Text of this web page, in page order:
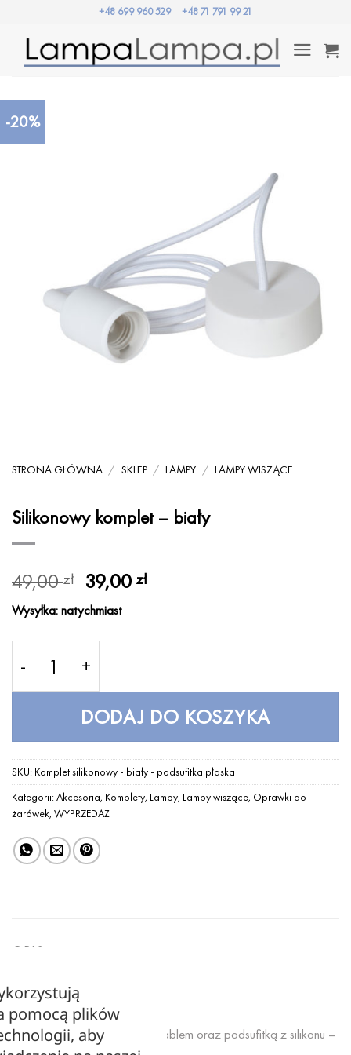
zawartości
+48 699 960 529 +48 71 791 99 21
-20%
STRONA GŁÓWNA / SKLEP / LAMPY / LAMPY WISZĄCE
Silikonowy komplet – biały
49,00zł Pierwotna
cena
wynosiła:
49,00 zł.
39,00złAktualna
Wysyłka: natychmiast
DODAJ DO KOSZYKA
SKU: Komplet silikonowy - biały - podsufitka płaska
Kategorii: Akcesoria, Komplety, Lampy, Lampy wiszące, Oprawki do
żarówek, WYPRZEDAŻ
OPIS
Komplet silikonowy – biały
Biała oprawka silikonowa z kablem oraz podsufitką z silikonu –
pomocą plików
aby